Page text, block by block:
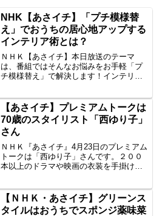
NHK【あさイチ】「プチ模様替
え」でおうちの居心地アップする
インテリア術とは？
ＮＨＫ【あさイチ】本日放送のテーマ
は、番組ではそんなお悩みをお手軽「プ
チ模様替え」で解決します！インテリア
ゃれで居心地がよくなる部屋づくりのコ
ツを教わりました。わかり易く解説しま
す。
【あさイチ】プレミアムトークは
70歳のスタイリスト「西ゆり子」
さん
ＮＨＫ『あさイチ』4月23日のプレミアム
トークは「西ゆり子」さんです。２００
本以上のドラマや映画の衣装を手掛けて
するのか？すぐに試せる、足が長く、や
せて見える着こなし術とは？
【ＮＨＫ・あさイチ】グリーンス
タイルはおうちでスポンジ薬味菜